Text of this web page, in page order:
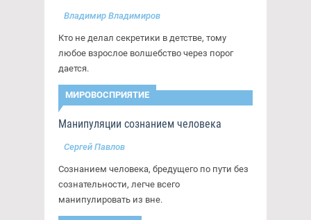
Владимир Владимиров
Кто не делал секретики в детстве, тому
любое взрослое волшебство через порог
дается.
МИРОВОСПРИЯТИЕ
Манипуляции сознанием человека
Сергей Павлов
Сознанием человека, бредущего по пути без
сознательности, легче всего
манипулировать из вне.